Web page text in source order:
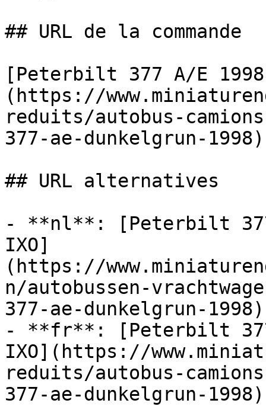
## URL de la commande
[Peterbilt 377 A/E
(https://
reduits/autobus-
377-ae-dunkelgrun-1998)
## URL alternatives
- **nl**: [Peterbilt
IXO]
(https://
n/autobussen-
377-ae-dunkelgrun-1998)
- **fr**: [Peterbilt 377
IXO](https://
reduits/autobus-
377-ae-dunkelgrun-1998)